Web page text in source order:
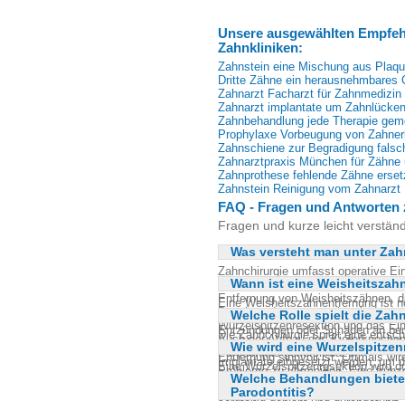
Unsere ausgewählten
Zahnkliniken:
Zahnstein eine Mischung aus
Dritte Zähne ein herausnehmbares
Zahnarzt Facharzt für Zahnmedizin
Zahnarzt implantate um
Zahnbehandlung jede Therapie
Prophylaxe Vorbeugung von
Zahnschiene zur Begradigung
Zahnarztpraxis München für Zähne
Zahnprothese fehlende Zähne
Zahnstein Reinigung vom Zahnarzt
FAQ - Fragen und
Fragen und kurze leicht
Was versteht man unter
Zahnchirurgie umfasst operative
oft synonym zur Oralchirurgie
Entfernung von Weisheitszähnen,
Beschwerden verursachen
Wurzelspitzenresektion und das
Auch der Aufbau des
Parodontitis gehören dazu.
Wann ist eine
Eine Weisheitszahnentfernung ist
Kiefer haben und dadurch
Entzündungen oder Schäden an
entscheidet anhand von
Entfernung sinnvoll ist. Oftmals
Probleme zu vermeiden. Eine
Heilungsprozess erleichtern.
Welche Rolle spielt die
Die Zahnchirurgie spielt eine
Zahnimplantaten. Nach dem
Implantate eingesetzt werden, um
wiederherzustellen. Falls
eine stabile Basis für das
Wie wird eine
Eine Wurzelspitzenresektion wird
entfernen. Der Eingriff erfolgt
vermeiden. Der Zahnchirurg
Welche Behandlungen
Parodontitis?